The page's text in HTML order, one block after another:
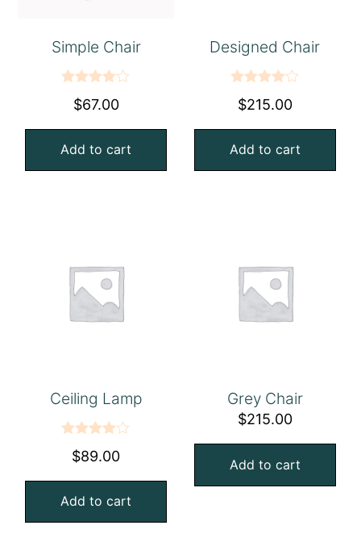
Simple Chair
Rated
4.00out
of 5
$67.00
Add to cart
Designed Chair
Rated
4.00out
of 5
$215.00
Add to cart
Ceiling Lamp
Rated
4.00out
of 5
$89.00
Add to cart
Grey Chair
$215.00
Add to cart